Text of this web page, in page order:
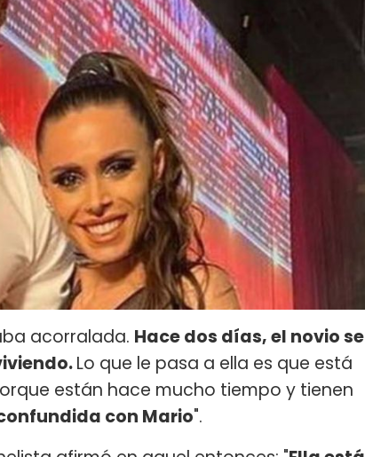
acorralada. Hace dos días, el novio se
Lo que le pasa a ella es que está
están hace mucho tiempo y tienen
con Mario".